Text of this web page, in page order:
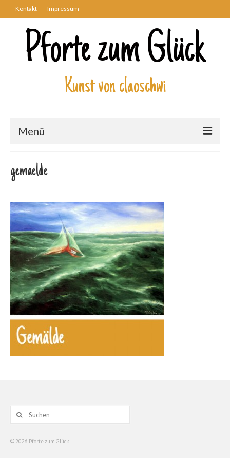
Kontakt Impressum
Pforte zum Glück
Kunst von claoschwi
Menü
Biblisch
Engel und Geflügelte
Gemälde
Geschnitzte
Gezeichnete
Köpfe
Märchen
Schwarze Serie
Comic, Figuren & Stories
gemaelde
nach:
© 2026 Pforte zum Glück